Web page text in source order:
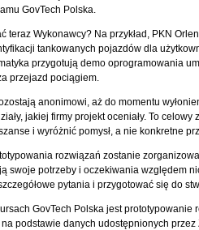
GovTech Polska.
teraz Wykonawcy? Na przykład, PKN
tankowanych pojazdów dla
przygotują demo oprogramowania
przejazd pociągiem.
anonimowi, aż do momentu
jakiej firmy projekt oceniały. To celowy
i wyróżnić pomysł, a nie konkretne
rozwiązań zostanie
swoje potrzeby i oczekiwania względem
pytania i przygotować się do
GovTech Polska jest
podstawie danych udostępnionych